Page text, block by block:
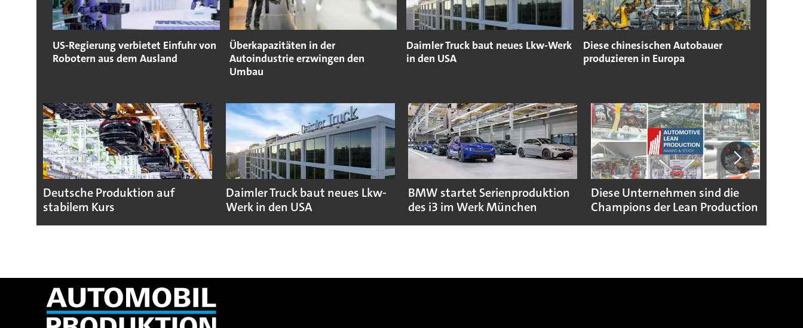
US-Regierung verbietet Einfuhr von
Robotern aus dem Ausland
Überkapazitäten in der
Autoindustrie erzwingen den
Umbau
Daimler Truck baut neues Lkw-Werk
in den USA
Diese chinesischen Autobauer
produzieren in Europa
Deutsche Produktion auf
stabilem Kurs
Daimler Truck baut neues Lkw-
Werk in den USA
BMW startet Serienproduktion
des i3 im Werk München
Diese Unternehmen sind die
Champions der Lean Production